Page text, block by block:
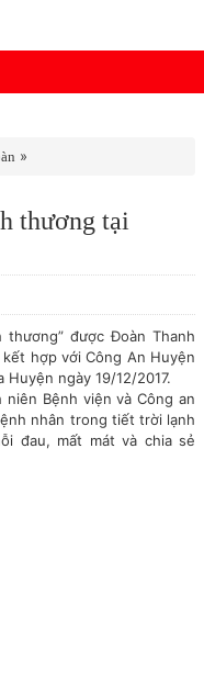
»
thương tại
được Đoàn Thanh
hợp với Công An Huyện
ngày 19/12/2017.
Bệnh viện và Công an
nhân trong tiết trời lạnh
đau, mất mát và chia sẻ